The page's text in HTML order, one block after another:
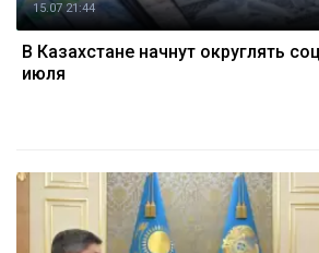
15.07 21:44
В Казахстане начнут округлять
июля